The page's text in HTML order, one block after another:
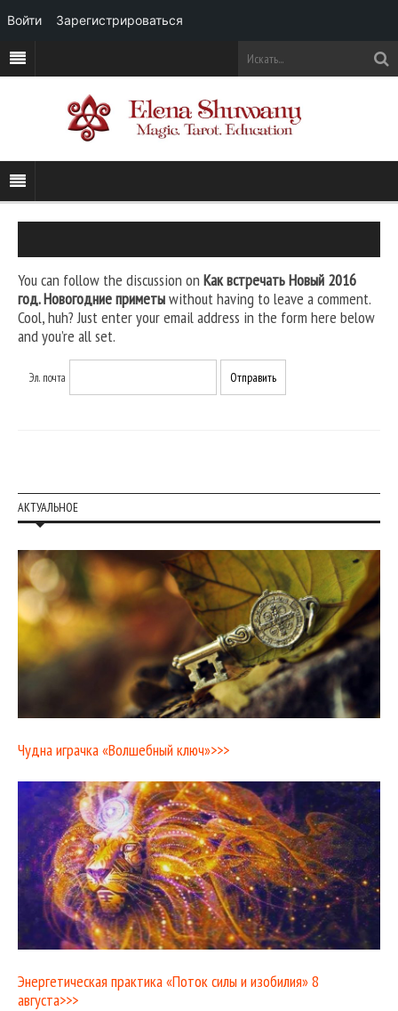
You can follow the discussion on Как встречать Новый 2016
год. Новогодние приметыwithout having to leave a comment.
Cool, huh? Just enter your email address in the form here below
and you’re all set.
Эл. почта
АКТУАЛЬНОЕ
Чудна играчка «Волшебный ключ»>>>
Энергетическая практика «Поток силы и изобилия» 8
августа>>>
Войти Зарегистрироваться